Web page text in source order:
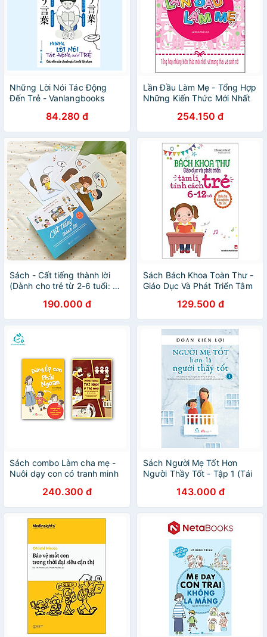
Những Lời Nói Tác Động
Đến Trẻ - Vanlangbooks
84.280 đ
Lần Đầu Làm Mẹ - Tổng Hợp
Những Kiến Thức Mới Nhất
(Tái Bản)254.150 đ
Sách - Cất tiếng thành lời
(Dành cho trẻ từ 2-6 tuổi: Với
chào, cảm ơn, xin lỗi, đề
nghị,..)
190.000 đ
Sách Bách Khoa Toàn Thư -
Giáo Dục Và Phát Triển Tâm
129.500 đ
Sách combo Làm cha mẹ -
Nuôi dạy con có tranh minh
ngoan + Phòng tránh tai nạn
ở trẻ nhỏ)
240.300 đ
Sách Người Mẹ Tốt Hơn
Người Thầy Tốt - Tập 1 (Tái
143.000 đ